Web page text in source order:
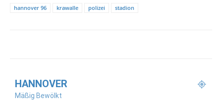
hannover 96
krawalle polizei stadion
HANNOVER
Mäßig Bewölkt